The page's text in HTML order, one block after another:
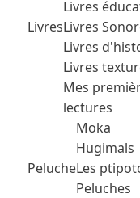
Livres
Livres
Livres
Livres
Livres
Mes
lectures
Peluche
Moka
Hugimals
Les
Peluches